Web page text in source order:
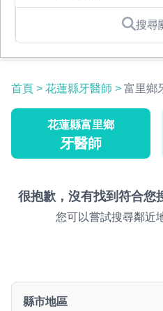
搜尋
首頁 > 花蓮縣牙醫師 > 富里鄉
花蓮縣富里鄉
牙醫師
很抱歉，沒有找到符合您
您可以嘗試搜尋鄰近
縣市地區